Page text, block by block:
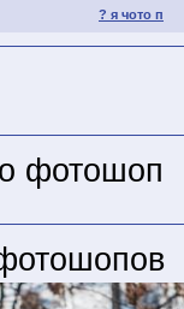
? я чото п
фотошоп